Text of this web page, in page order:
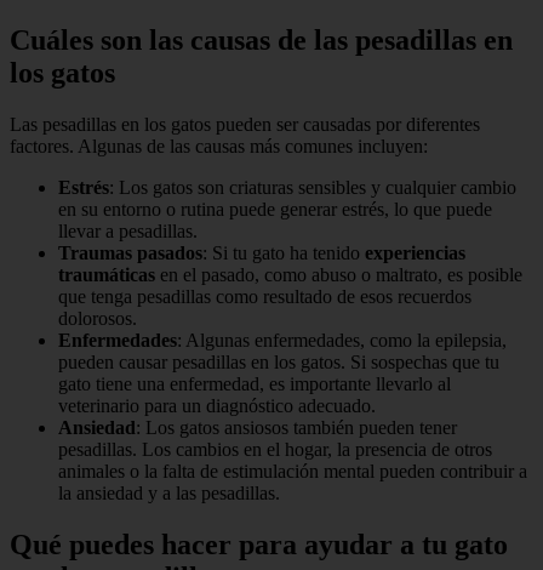
Cuáles son las causas de las pesadillas en
los gatos
Las pesadillas en los gatos pueden ser causadas por diferentes
factores. Algunas de las causas más comunes incluyen:
Estrés: Los gatos son criaturas sensibles y cualquier cambio
en su entorno o rutina puede generar estrés, lo que puede
llevar a pesadillas.
Traumas pasados: Si tu gato ha tenido experiencias
traumáticas en el pasado, como abuso o maltrato, es posible
que tenga pesadillas como resultado de esos recuerdos
dolorosos.
Enfermedades: Algunas enfermedades, como la epilepsia,
pueden causar pesadillas en los gatos. Si sospechas que tu
gato tiene una enfermedad, es importante llevarlo al
veterinario para un diagnóstico adecuado.
Ansiedad: Los gatos ansiosos también pueden tener
pesadillas. Los cambios en el hogar, la presencia de otros
animales o la falta de estimulación mental pueden contribuir a
la ansiedad y a las pesadillas.
Qué puedes hacer para ayudar a tu gato